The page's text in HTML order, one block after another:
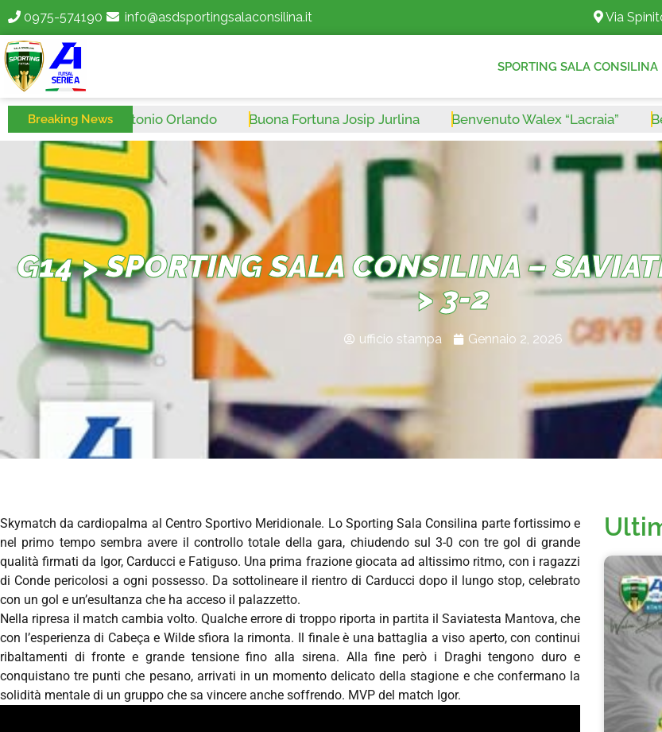
0975-574190 info@asdsportingsalaconsilina.it Via
SPORTING SALA CONSILINA
Breaking News
Fortuna Antonio Orlando Buona Fortuna Josip Jurlina Benvenuto Walex “Lacraia”
G14 > SPORTING SALA CONSILINA –
> 3-2
ufficio stampa Gennaio 2, 2026
Skymatch da cardiopalma al Centro Sportivo Meridionale. Lo Sporting Sala Consilina parte fortissimo e
nel primo tempo sembra avere il controllo totale della gara, chiudendo sul 3-0 con tre gol di grande
qualità firmati da Igor, Carducci e Fatiguso. Una prima frazione giocata ad altissimo ritmo, con i ragazzi
di Conde pericolosi a ogni possesso. Da sottolineare il rientro di Carducci dopo il lungo stop, celebrato
con un gol e un’esultanza che ha acceso il palazzetto.
Nella ripresa il match cambia volto. Qualche errore di troppo riporta in partita il Saviatesta Mantova, che
con l’esperienza di Cabeça e Wilde sfiora la rimonta. Il finale è una battaglia a viso aperto, con continui
ribaltamenti di fronte e grande tensione fino alla sirena. Alla fine però i Draghi tengono duro e
conquistano tre punti che pesano, arrivati in un momento delicato della stagione e che confermano la
solidità mentale di un gruppo che sa vincere anche soffrendo. MVP del match Igor.